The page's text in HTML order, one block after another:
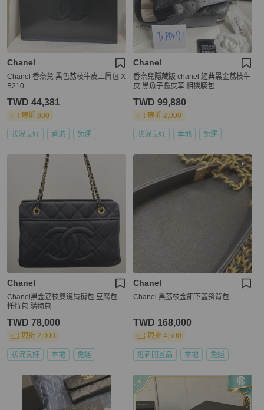
Chanel
Chanel 香奈兒 黑色荔枝牛皮上肩包 X
B210
TWD 44,381
現折 800
狀況良好 香港 免運
Chanel
香奈兒隱藏版 chanel 經典黑金荔枝牛
皮 黑魚子醬皮革 相機腰包
TWD 99,880
現折 2,000
狀況良好 本地 免運
Chanel
Chanel黑金荔枝雙鏈肩揹包 豆腐包
托特包 購物包
TWD 78,000
現折 2,000
狀況良好 本地 免運
Chanel
Chanel 黑荔枝金釦下蓋斜背包
TWD 168,000
現折 4,500
近新閒置品 本地 免運